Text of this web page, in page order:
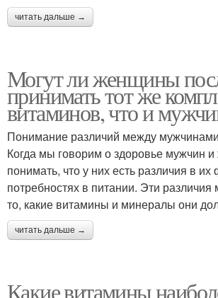
читать дальше →
Могут ли женщины
принимать тот же
витаминов, что и
Понимание различий между
Когда мы говорим о здоровье мужчин
понимать, что у них есть различия в их
потребностях в питании. Эти различия
то, какие витамины и минералы они
читать дальше →
Какие витамины